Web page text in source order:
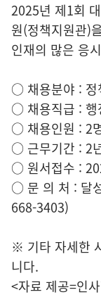
2025년 제1회
원(정책지원관)
인재의 많은 응
○ 채용분야 : 정
○ 채용직급 : 행
○ 채용인원 : 2
○ 근무기간 : 2
○ 원서접수 :
○ 문 의 처 : 달
668-3403)
※ 기타 자세한
니다.
<자료 제공=인